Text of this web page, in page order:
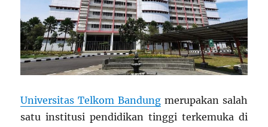
Universitas Telkom Bandung merupakan salah
satu institusi pendidikan tinggi terkemuka di